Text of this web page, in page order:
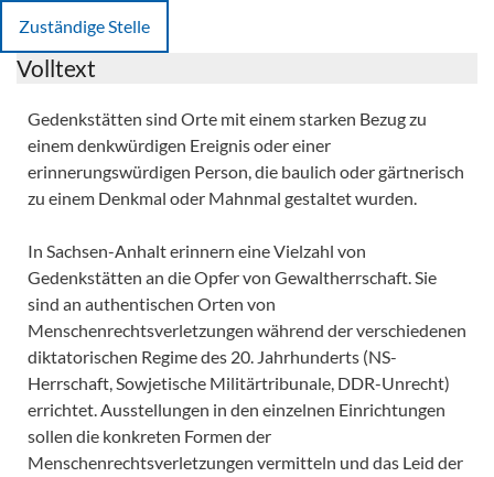
Zuständige Stelle
Volltext
Gedenkstätten sind Orte mit einem starken Bezug zu
einem denkwürdigen Ereignis oder einer
erinnerungswürdigen Person, die baulich oder gärtnerisch
zu einem Denkmal oder Mahnmal gestaltet wurden.
In Sachsen-Anhalt erinnern eine Vielzahl von
Gedenkstätten an die Opfer von Gewaltherrschaft. Sie
sind an authentischen Orten von
Menschenrechtsverletzungen während der verschiedenen
diktatorischen Regime des 20. Jahrhunderts (NS-
Herrschaft, Sowjetische Militärtribunale, DDR-Unrecht)
errichtet. Ausstellungen in den einzelnen Einrichtungen
sollen die konkreten Formen der
Menschenrechtsverletzungen vermitteln und das Leid der